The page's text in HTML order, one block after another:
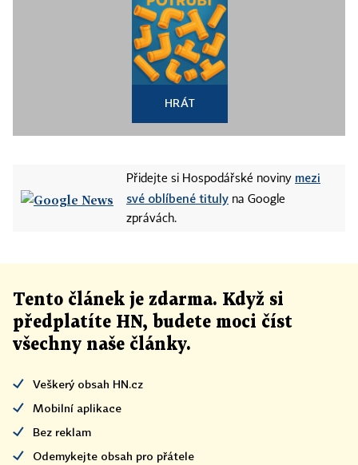
HRÁT
Přidejte si Hospodářské noviny mezi
své oblíbené tituly na Google
zprávách.
Tento článek je zdarma. Když si
předplatíte HN, budete moci číst
všechny naše články.
Veškerý obsah HN.cz
Mobilní aplikace
Bez reklam
Odemykejte obsah pro přátele